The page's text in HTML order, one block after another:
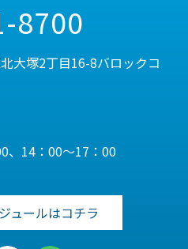
8700
大塚2丁目16-8バロックコ
、14：00～17：00
ュールはコチラ